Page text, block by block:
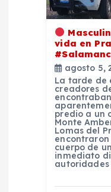
vida en
agosto 5,
La tarde de
creadores
predio a un
Monte
Lomas del
cuerpo de
inmediato
autoridades